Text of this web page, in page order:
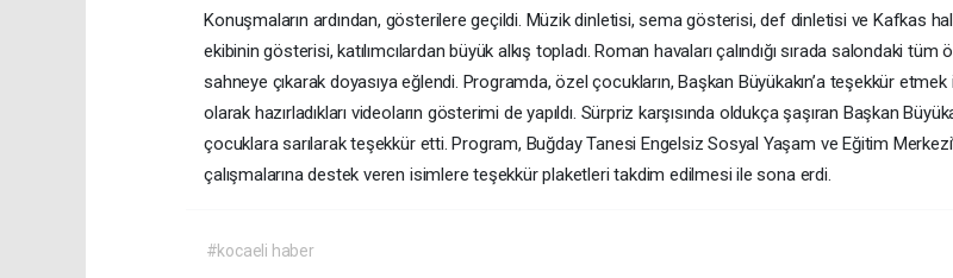
Konuşmaların ardından, gösterilere geçildi. Müzik dinletisi, sema gösterisi, def dinletisi ve Kafkas
ekibinin gösterisi, katılımcılardan büyük alkış topladı. Roman havaları çalındığı sırada salondaki
sahneye çıkarak doyasıya eğlendi. Programda, özel çocukların, Başkan Büyükakın’a teşekkür
olarak hazırladıkları videoların gösterimi de yapıldı. Sürpriz karşısında oldukça şaşıran Başkan
çocuklara sarılarak teşekkür etti. Program, Buğday Tanesi Engelsiz Sosyal Yaşam ve Eğitim
çalışmalarına destek veren isimlere teşekkür plaketleri takdim edilmesi ile sona erdi.
#kocaeli haber